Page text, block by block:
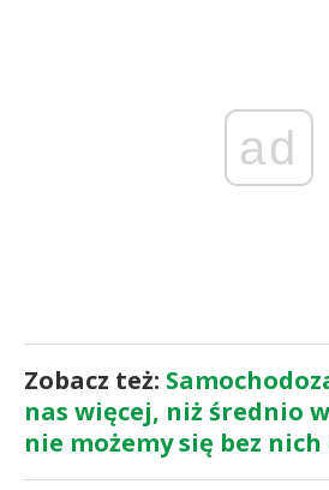
ad
Zobacz też:
nas więcej, niż średnio
nie możemy się bez nich